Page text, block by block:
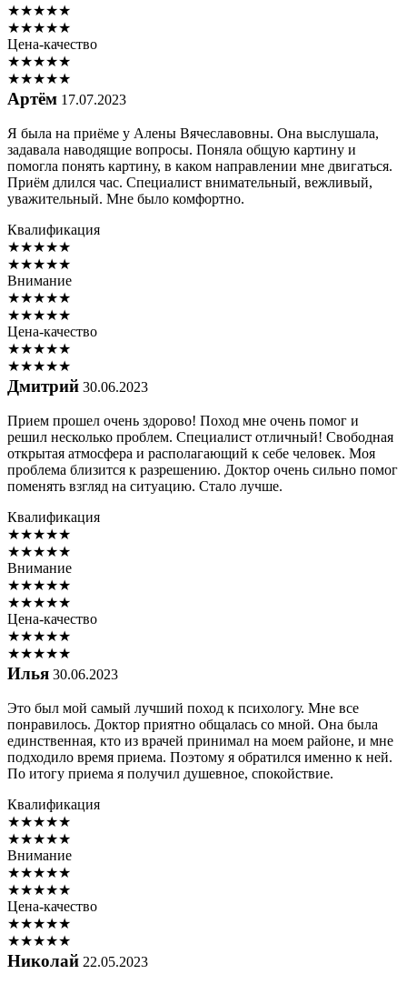
★★★★★
★★★★★
Цена-качество
★★★★★
★★★★★
Артём 17.07.2023
Я была на приёме у Алены Вячеславовны. Она выслушала,
задавала наводящие вопросы. Поняла общую картину и
помогла понять картину, в каком направлении мне двигаться.
Приём длился час. Специалист внимательный, вежливый,
уважительный. Мне было комфортно.
Квалификация
★★★★★
★★★★★
Внимание
★★★★★
★★★★★
Цена-качество
★★★★★
★★★★★
Дмитрий 30.06.2023
Прием прошел очень здорово! Поход мне очень помог и
решил несколько проблем. Специалист отличный! Свободная
открытая атмосфера и располагающий к себе человек. Моя
проблема близится к разрешению. Доктор очень сильно помог
поменять взгляд на ситуацию. Стало лучше.
Квалификация
★★★★★
★★★★★
Внимание
★★★★★
★★★★★
Цена-качество
★★★★★
★★★★★
Илья 30.06.2023
Это был мой самый лучший поход к психологу. Мне все
понравилось. Доктор приятно общалась со мной. Она была
единственная, кто из врачей принимал на моем районе, и мне
подходило время приема. Поэтому я обратился именно к ней.
По итогу приема я получил душевное, спокойствие.
Квалификация
★★★★★
★★★★★
Внимание
★★★★★
★★★★★
Цена-качество
★★★★★
★★★★★
Николай 22.05.2023